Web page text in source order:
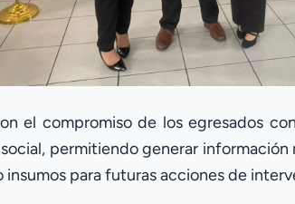
el compromiso de los egresados
permitiendo generar
para futuras acciones de